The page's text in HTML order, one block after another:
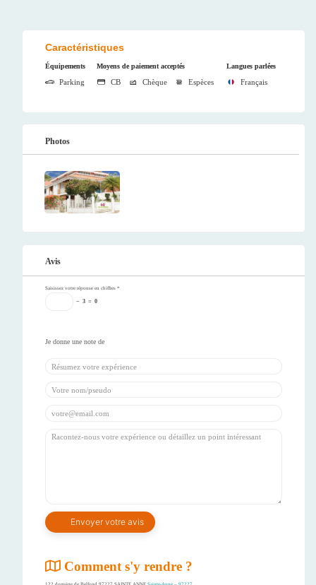
Caractéristiques
Équipements
Parking
Moyens de paiement acceptés
CB Chèque Espèces
Langues parlées
Français
Photos
Avis
Saisissez votre réponse en chiffres *
− 3 = 0
Comment s'y rendre ?